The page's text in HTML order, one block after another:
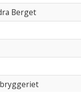
Berget